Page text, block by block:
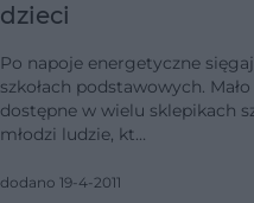
dzieci
Po napoje energetyczne
szkołach podstawowych.
dostępne w wielu sklepikach
młodzi ludzie, kt…
dodano 19-4-2011